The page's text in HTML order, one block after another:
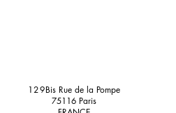
129Bis Rue de la Pompe
75116 Paris